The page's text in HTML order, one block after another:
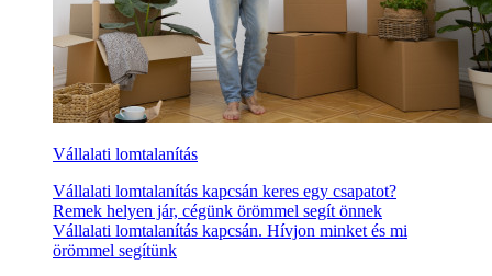
Vállalati lomtalanítás
Vállalati lomtalanítás kapcsán keres egy csapatot?
Remek helyen jár, cégünk örömmel segít önnek
Vállalati lomtalanítás kapcsán. Hívjon minket és mi
örömmel segítünk